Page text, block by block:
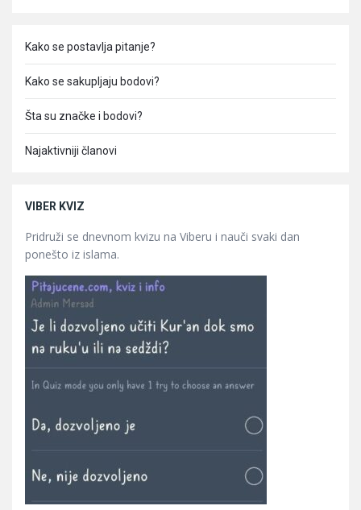
Kako se postavlja pitanje?
Kako se sakupljaju bodovi?
Šta su značke i bodovi?
Najaktivniji članovi
VIBER KVIZ
Pridruži se dnevnom kvizu na Viberu i nauči svaki dan
ponešto iz islama.